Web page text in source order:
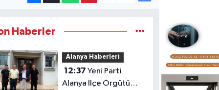
Haberler
Alanya Haberleri
12:37 Yeni Parti
Alanya İlçe Örgütü